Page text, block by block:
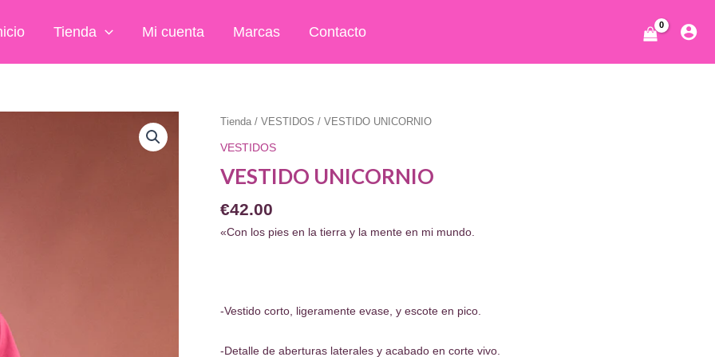
Tienda Mi cuenta Marcas Contacto
Tienda / VESTIDOS / VESTIDO UNICORNIO
VESTIDOS
VESTIDO UNICORNIO
€42.00
«Con los pies en la tierra y la mente en mi mundo.
-Vestido corto, ligeramente evase, y escote en pico.
-Detalle de aberturas laterales y acabado en corte vivo.